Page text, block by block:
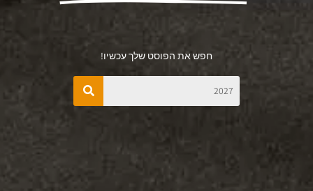
חפש את הפוסט שלך עכשיו!